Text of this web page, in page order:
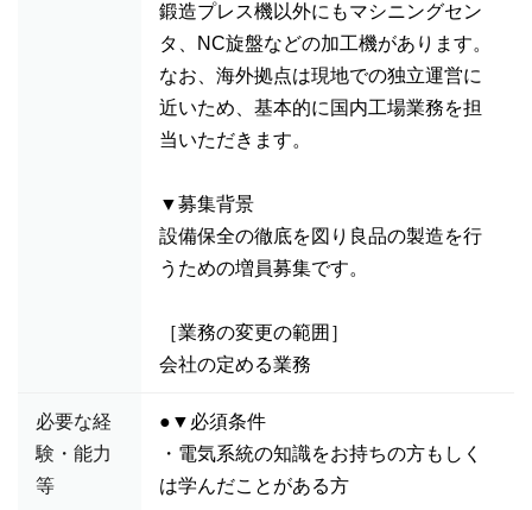
鍛造プレス機以外にもマシニングセン
タ、NC旋盤などの加工機があります。
なお、海外拠点は現地での独立運営に
近いため、基本的に国内工場業務を担
当いただきます。
▼募集背景
設備保全の徹底を図り良品の製造を行
うための増員募集です。
［業務の変更の範囲］
会社の定める業務
必要な経
験・能力
等
●▼必須条件
・電気系統の知識をお持ちの方もしく
は学んだことがある方